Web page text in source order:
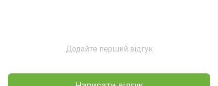
Додайте перший відгук